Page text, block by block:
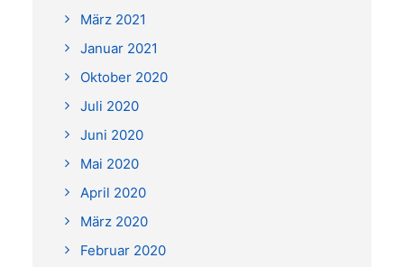
März 2021
Januar 2021
Oktober 2020
Juli 2020
Juni 2020
Mai 2020
April 2020
März 2020
Februar 2020